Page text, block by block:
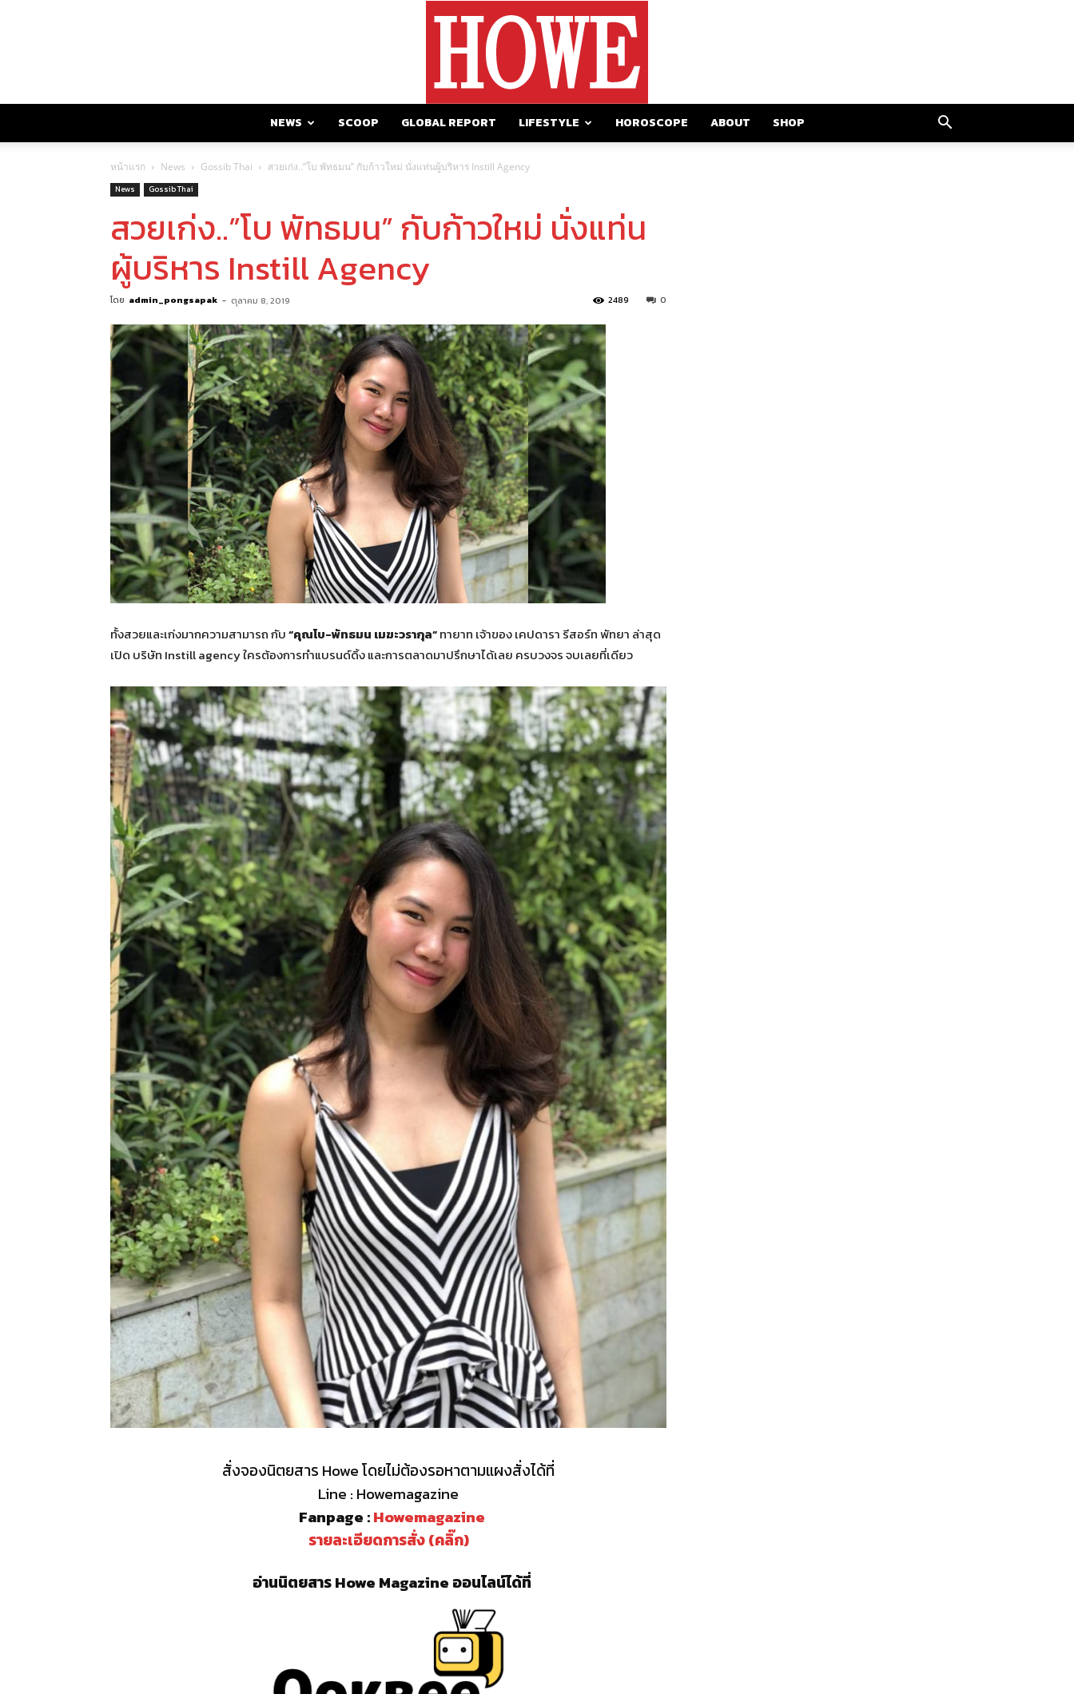
NEWS SCOOP GLOBAL REPORT LIFESTYLE HOROSCOPE ABOUT SHOP
หน้าแรก News Gossib Thai สวยเก่ง..”โบ พัทธมน” กับก้าวใหม่ นั่งแท่นผู้บริหาร Instill Agency
News Gossib Thai
สวยเก่ง..”โบ พัทธมน” กับก้าวใหม่ นั่งแท่น
ผู้บริหาร Instill Agency
โดย admin_pongsapak - ตุลาคม 8, 2019 0
2489
ทั้งสวยและเก่งมากความสามารถ กับ“คุณโบ-พัทธมน เมฆะวรากุล”ทายาท เจ้าของ เคปดารา รีสอร์ท พัทยา ล่าสุด
เปิด บริษัท Instill agency ใครต้องการทำแบรนด์ดิ้ง และการตลาดมาปรึกษาได้เลย ครบวงจร จบเลยที่เดียว
สั่งจองนิตยสาร Howe โดยไม่ต้องรอหาตามแผงสั่งได้ที่
Line : Howemagazine
Fanpage :Howemagazine
รายละเอียดการสั่ง (คลิ๊ก)
อ่านนิตยสาร Howe Magazine ออนไลน์ได้ที่